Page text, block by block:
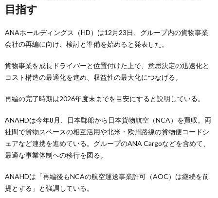
目指す
ANAホールディングス（HD）は12月23日、グループ内の貨物事業
会社の再編に向け、検討と準備を始めると発表した。
貨物事業を成長ドライバーと位置付けた上で、意思決定の迅速化と
コスト構造の最適化を進め、収益性の最大化につなげる。
再編の完了時期は2026年度末までを目安にすると説明している。
ANAHDは今年8月、日本郵船から日本貨物航空（NCA）を買収。両
社間で貨物スペースの相互活用や北米・欧州路線の貨物便コードシ
ェアなど連携を進めている。グループのANA Cargoなどを含めて、
最適な事業体制への移行を図る。
ANAHDは「再編後もNCAの航空運送事業許可（AOC）は継続を前
提とする」と強調している。